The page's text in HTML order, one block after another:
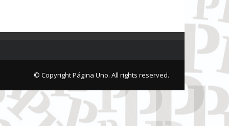
© Copyright Página Uno. All rights reserved.